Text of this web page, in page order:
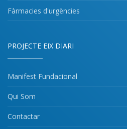
Fàrmacies d'urgències
PROJECTE EIX DIARI
Manifest Fundacional
Qui Som
Contactar